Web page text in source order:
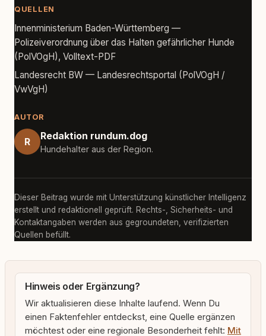
QUELLEN
Innenministerium Baden-Württemberg —
Polizeiverordnung über das Halten gefährlicher Hunde
(PolVOgH), Volltext-PDF
Landesrecht BW — Landesrechtsportal (PolVOgH /
VwVgH)
AUTOR
R Redaktion rundum.dog
Hundehalter aus der Region.
Dieser Beitrag wurde mit Unterstützung künstlicher Intelligenz
erstellt und redaktionell geprüft. Rechts-, Sicherheits- und
Kontaktangaben werden aus gegroundeten, verifizierten
Quellen befüllt.
Hinweis oder Ergänzung?
Wir aktualisieren diese Inhalte laufend. Wenn Du
einen Faktenfehler entdeckst, eine Quelle ergänzen
möchtest oder eine regionale Besonderheit fehlt: Mit